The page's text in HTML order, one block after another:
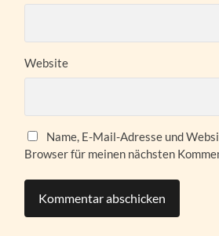
Website
Name, E-Mail-Adresse und
Browser für meinen nächsten